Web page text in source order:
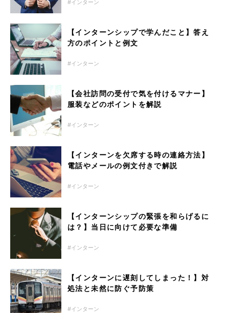
インターン
【インターンシップで学んだこと】答え
方のポイントと例文
インターン
【会社訪問の受付で気を付けるマナー】
服装などのポイントを解説
インターン
【インターンを欠席する時の連絡方法】
電話やメールの例文付きで解説
インターン
【インターンシップの緊張を和らげるに
は？】当日に向けて必要な準備
インターン
【インターンに遅刻してしまった！】対
処法と未然に防ぐ予防策
インターン